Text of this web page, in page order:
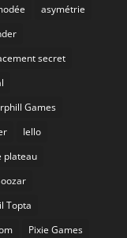
asymétrie
secret
Games
Iello
plateau
Topta
Pixie Games